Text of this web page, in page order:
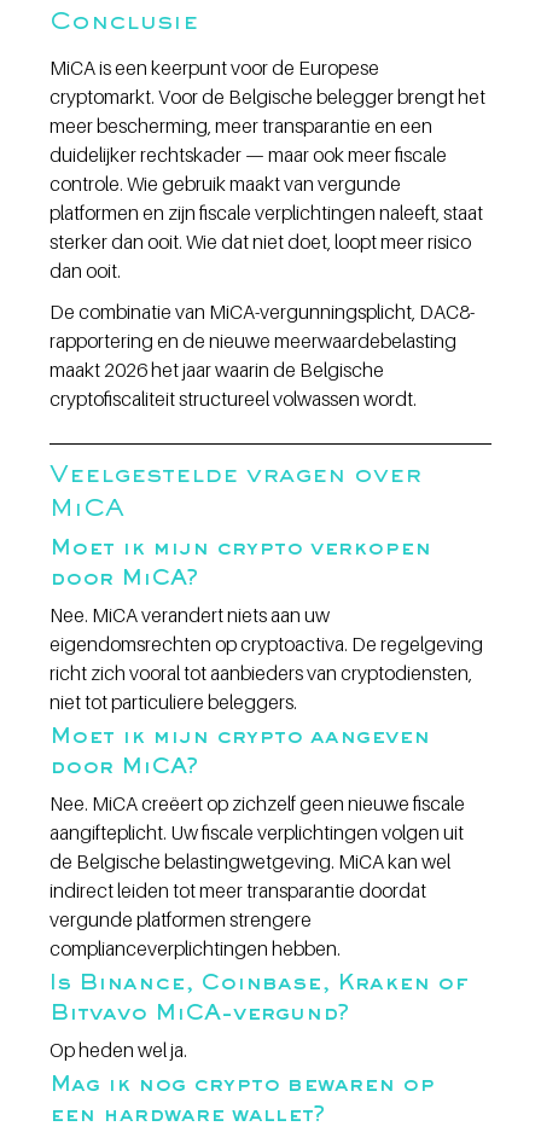
Conclusie
MiCA is een keerpunt voor de Europese
cryptomarkt. Voor de Belgische belegger brengt het
meer bescherming, meer transparantie en een
duidelijker rechtskader — maar ook meer fiscale
controle. Wie gebruik maakt van vergunde
platformen en zijn fiscale verplichtingen naleeft, staat
sterker dan ooit. Wie dat niet doet, loopt meer risico
dan ooit.
De combinatie van MiCA-vergunningsplicht, DAC8-
rapportering en de nieuwe meerwaardebelasting
maakt 2026 het jaar waarin de Belgische
cryptofiscaliteit structureel volwassen wordt.
Veelgestelde vragen over
MiCA
Moet ik mijn crypto verkopen
door MiCA?
Nee. MiCA verandert niets aan uw
eigendomsrechten op cryptoactiva. De regelgeving
richt zich vooral tot aanbieders van cryptodiensten,
niet tot particuliere beleggers.
Moet ik mijn crypto aangeven
door MiCA?
Nee. MiCA creëert op zichzelf geen nieuwe fiscale
aangifteplicht. Uw fiscale verplichtingen volgen uit
de Belgische belastingwetgeving. MiCA kan wel
indirect leiden tot meer transparantie doordat
vergunde platformen strengere
complianceverplichtingen hebben.
Is Binance, Coinbase, Kraken of
Bitvavo MiCA-vergund?
Op heden wel ja.
Mag ik nog crypto bewaren op
een hardware wallet?